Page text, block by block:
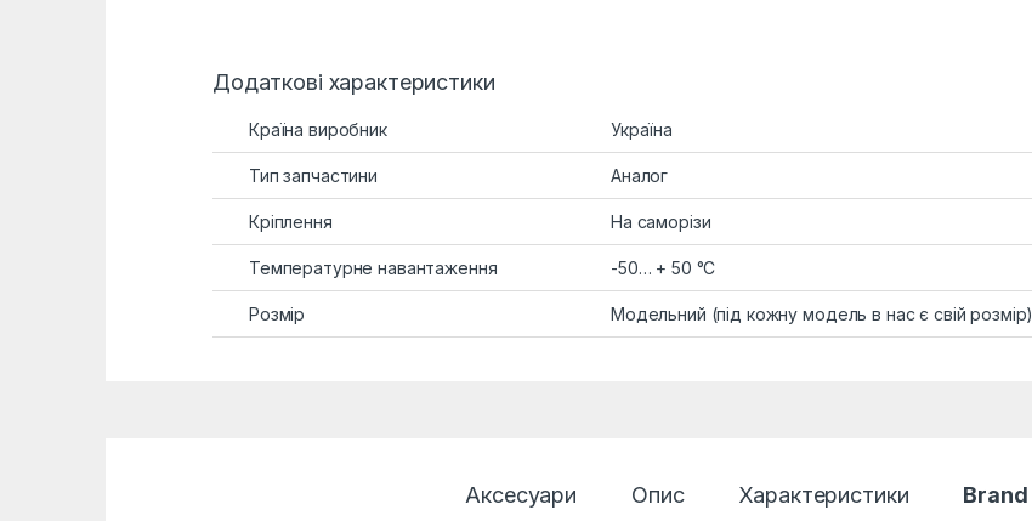
Додаткові характеристики
Країна виробник Україна
Тип запчастини Аналог
Кріплення На саморізи
Температурне навантаження -50… + 50 °C
Розмір Модельний (під кожну модель в нас є свій розмір)
Аксесуари Опис Характеристики Brand